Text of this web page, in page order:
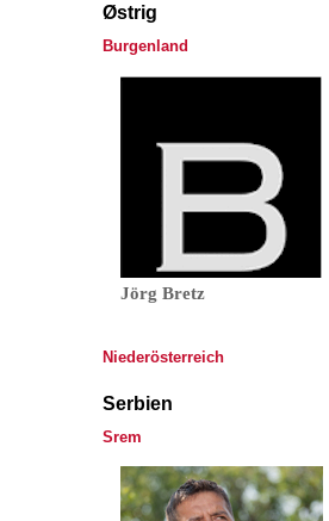
Østrig
Burgenland
Jörg Bretz
Niederösterreich
Serbien
Srem